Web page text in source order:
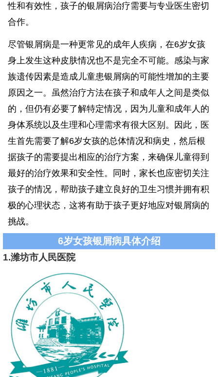
性和有效性，孩子的银屑病治疗需要与专业医生密切
合作。
尽管银屑病是一种更常见的成年人疾病，在6岁女孩
身上发生这种皮肤情况也不是完全不可能。感染与家
族遗传因素是造成儿童患银屑病的可能性增加的主要
原因之一。虽然治疗方法在孩子和成年人之间是类似
的，但仍有必要了解特定情况，因为儿童和成年人的
身体系统以及生理和心理需求有很大区别。因此，医
生首先需要了解6岁女孩的总体情况和病史，然后根
据孩子的需要提出相应的治疗方案，来确保儿童得到
最好的治疗效果和安全性。同时，家长也应密切关注
孩子的情况，帮助孩子建立良好的卫生习惯并拥有积
极的心理状态，这将有助于孩子更好地应对银屑病的
挑战。
6岁女孩银屑病具体介绍
1.潍坊市人民医院